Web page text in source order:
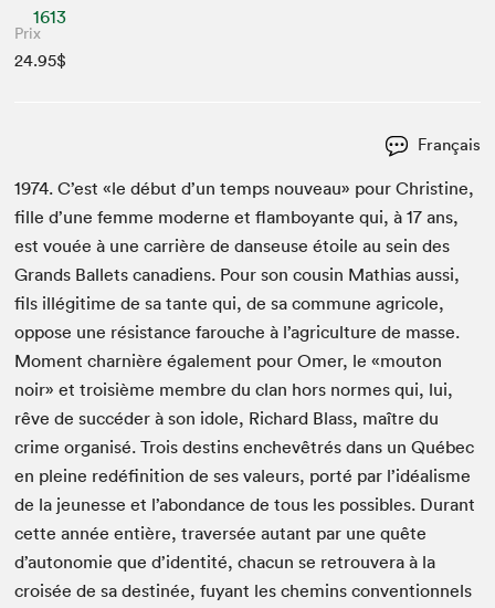
1613
Prix
24.95$
Français
1974. C’est «le début d’un temps nou­veau» pour Chris­tine,
fille d’une femme mod­erne et flam­boy­ante qui, à17 ans,
est vouée à une car­rière de danseuse étoile au sein des
Grands Bal­lets cana­di­ens. Pour son cousin Math­ias aus­si,
fils illégitime de sa tante qui, de sa com­mune agri­cole,
oppose une résis­tance farouche à l’agriculture de masse.
Moment charnière égale­ment pour Omer, le «mou­ton
noir» et troisième mem­bre du clan hors normes qui, lui,
rêve de suc­céder à son idole, Richard Blass, maître du
crime organ­isé. Trois des­tins enchevêtrés dans un Québec
en pleine redéf­i­ni­tion de ses valeurs, porté par l’idéalisme
de la jeunesse et l’abondance de tous les pos­si­bles. Durant
cette année entière, tra­ver­sée autant par une quête
d’autonomie que d’identité, cha­cun se retrou­vera à la
croisée de sa des­tinée, fuyant les chemins con­ven­tion­nels